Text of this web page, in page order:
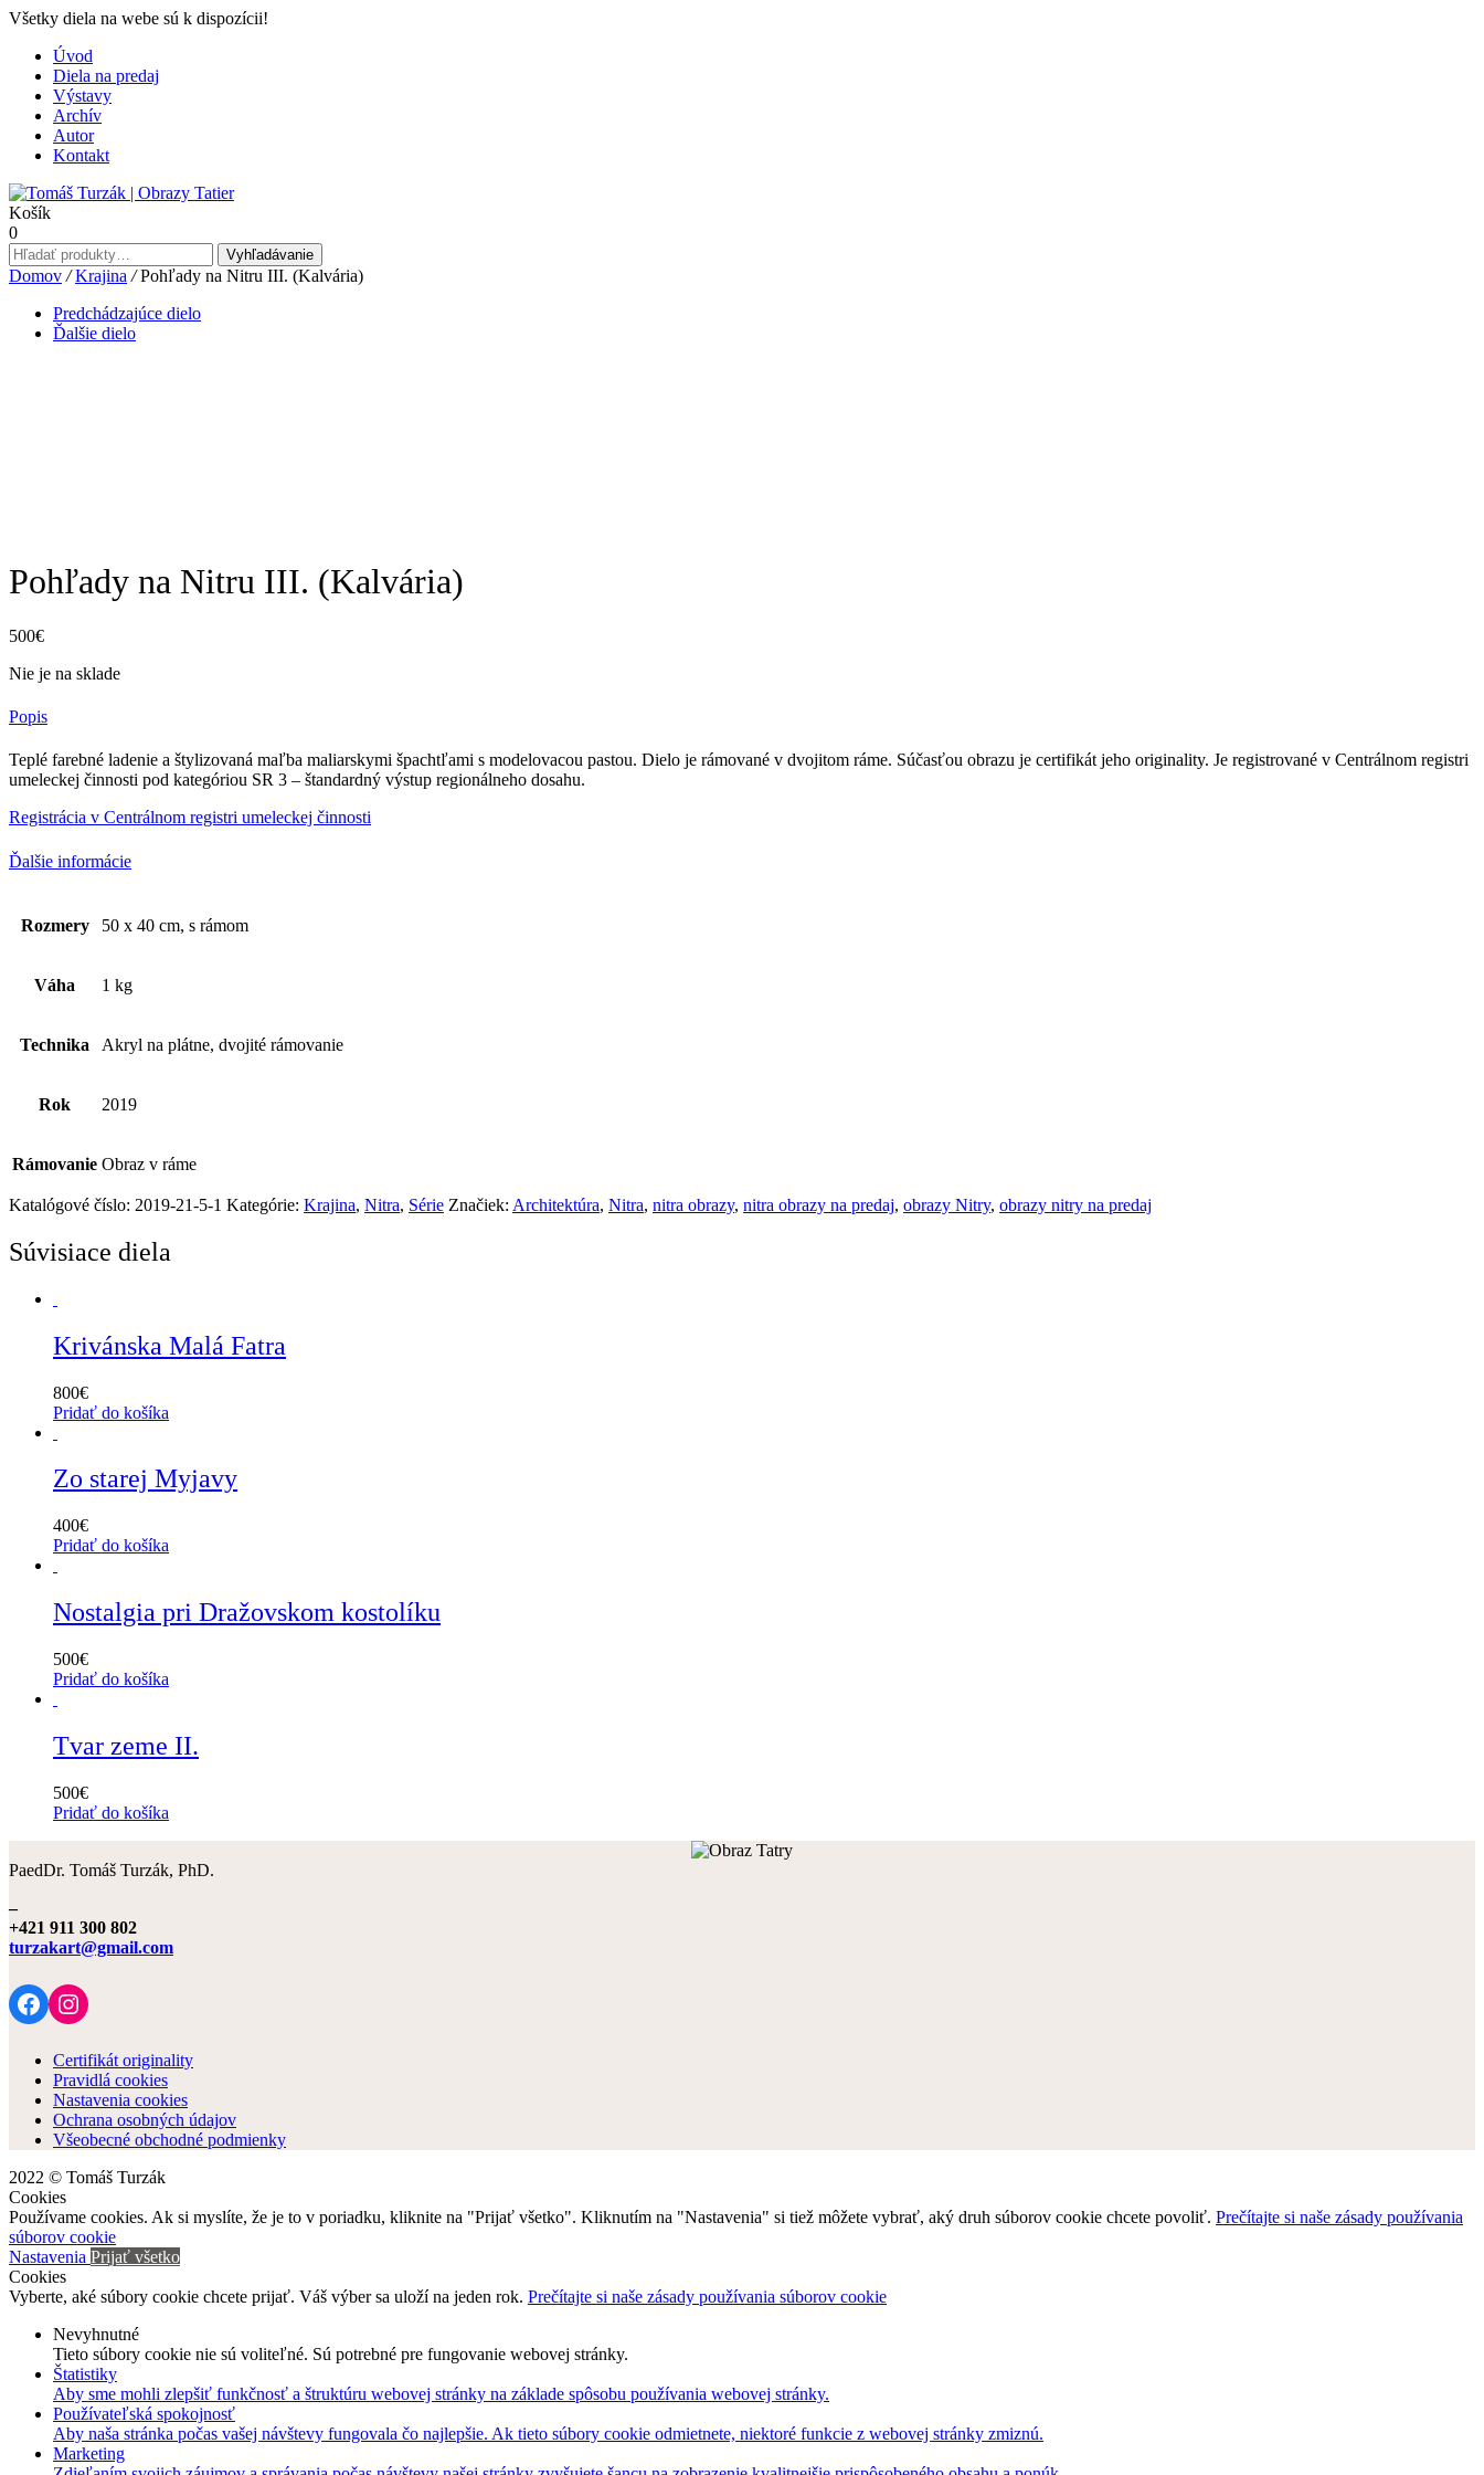
Všetky diela na webe sú k dispozícii!
Úvod
Diela na predaj
Výstavy
Archív
Autor
Kontakt
Košík
0
Hľadať:
Vyhľadávanie
Domov / Krajina /Pohľady na Nitru III. (Kalvária)
Predchádzajúce dielo
Ďalšie dielo
Pohľady na Nitru III. (Kalvária)
500€
Nie je na sklade
Popis
Teplé farebné ladenie a štylizovaná maľba maliarskymi špachtľami s modelovacou pastou. Dielo je rámované v dvojitom ráme. Súčasťou obrazu je certifikát jeho originality. Je registrované v Centrálnom registri
umeleckej činnosti pod kategóriou SR 3 – štandardný výstup regionálneho dosahu.
Registrácia v Centrálnom registri umeleckej činnosti
Ďalšie informácie
Rozmery 50 x 40 cm, s rámom
Váha 1 kg
Technika Akryl na plátne, dvojité rámovanie
Rok 2019
Rámovanie Obraz v ráme
Katalógové číslo: 2019-21-5-1 Kategórie: Krajina, Nitra, Série Značiek: Architektúra, Nitra, nitra obrazy, nitra obrazy na predaj, obrazy Nitry, obrazy nitry na predaj
Súvisiace diela
Krivánska Malá Fatra
800€
Pridať do košíka
Zo starej Myjavy
400€
Pridať do košíka
Nostalgia pri Dražovskom kostolíku
500€
Pridať do košíka
Tvar zeme II.
500€
Pridať do košíka
PaedDr. Tomáš Turzák, PhD.
–
+421 911 300 802
turzakart@gmail.com
FacebookInstagram
Certifikát originality
Pravidlá cookies
Nastavenia cookies
Ochrana osobných údajov
Všeobecné obchodné podmienky
2022 © Tomáš Turzák
Cookies
Používame cookies. Ak si myslíte, že je to v poriadku, kliknite na "Prijať všetko". Kliknutím na "Nastavenia" si tiež môžete vybrať, aký druh súborov cookie chcete povoliť. Prečítajte si naše zásady používania
súborov cookie
Nastavenia Prijať všetko
Cookies
Vyberte, aké súbory cookie chcete prijať. Váš výber sa uloží na jeden rok. Prečítajte si naše zásady používania súborov cookie
Nevyhnutné
Tieto súbory cookie nie sú voliteľné. Sú potrebné pre fungovanie webovej stránky.
Štatistiky
Aby sme mohli zlepšiť funkčnosť a štruktúru webovej stránky na základe spôsobu používania webovej stránky.
Používateľská spokojnosť
Aby naša stránka počas vašej návštevy fungovala čo najlepšie. Ak tieto súbory cookie odmietnete, niektoré funkcie z webovej stránky zmiznú.
Marketing